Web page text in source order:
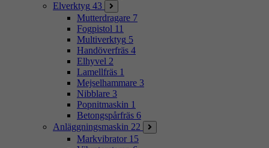
Elverktyg 43
Mutterdragare 7
Fogpistol 11
Multiverktyg 5
Handöverfräs 4
Elhyvel 2
Lamellfräs 1
Mejselhammare 3
Nibblare 3
Popnitmaskin 1
Betongspårfräs 6
Anläggningsmaskin 22
Markvibrator 15